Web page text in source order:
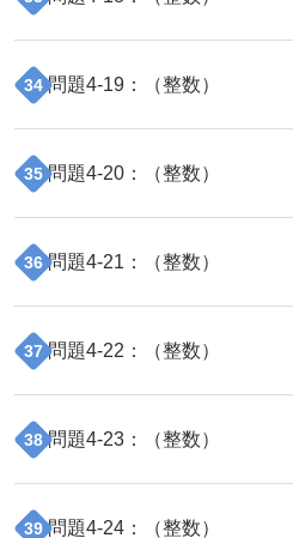
34 問題4-19 ：（整数）
35 問題4-20 ：（整数）
36 問題4-21 ：（整数）
37 問題4-22 ：（整数）
38 問題4-23 ：（整数）
39 問題4-24 ：（整数）